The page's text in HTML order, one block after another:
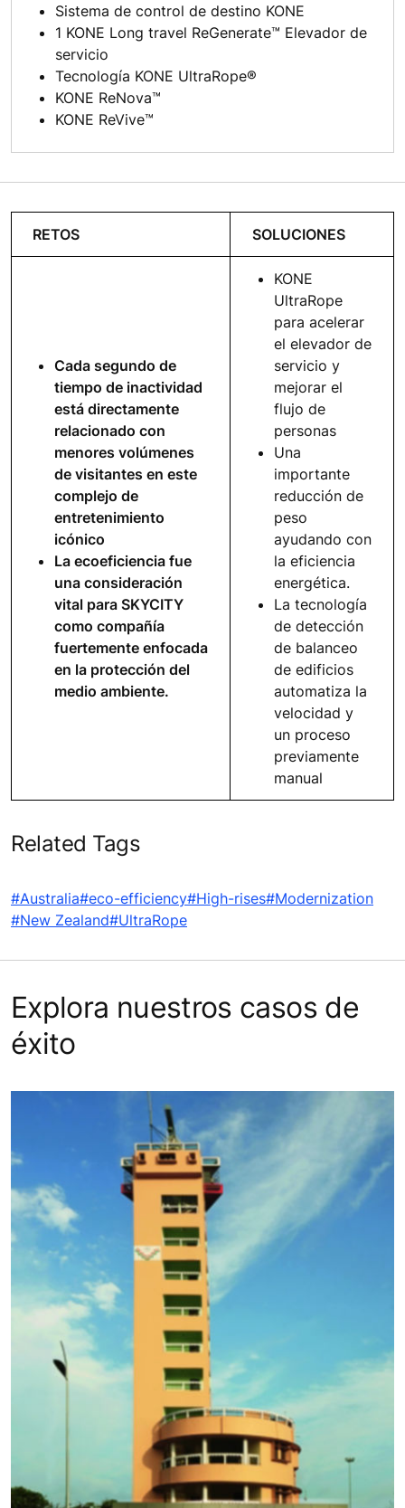
Sistema de control de destino KONE
1 KONE Long travel ReGenerate™ Elevador de
servicio
Tecnología KONE UltraRope®
KONE ReNova™
KONE ReVive™
RETOS SOLUCIONES
Cada segundo de
tiempo de inactividad
está directamente
relacionado con
menores volúmenes
de visitantes en este
complejo de
entretenimiento
icónico
La ecoeficiencia fue
una consideración
vital para SKYCITY
como compañía
fuertemente enfocada
en la protección del
medio ambiente.
KONE
UltraRope
para acelerar
el elevador de
servicio y
mejorar el
flujo de
personas
Una
importante
reducción de
peso
ayudando con
la eficiencia
energética.
La tecnología
de detección
de balanceo
de edificios
automatiza la
velocidad y
un proceso
previamente
manual
Related Tags
#Australia#eco-efficiency#High-rises#Modernization
#New Zealand#UltraRope
Explora nuestros casos de
éxito